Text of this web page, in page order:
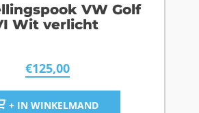
VW Golf
Wit verlicht
€125,00
+ IN WINKELMAND